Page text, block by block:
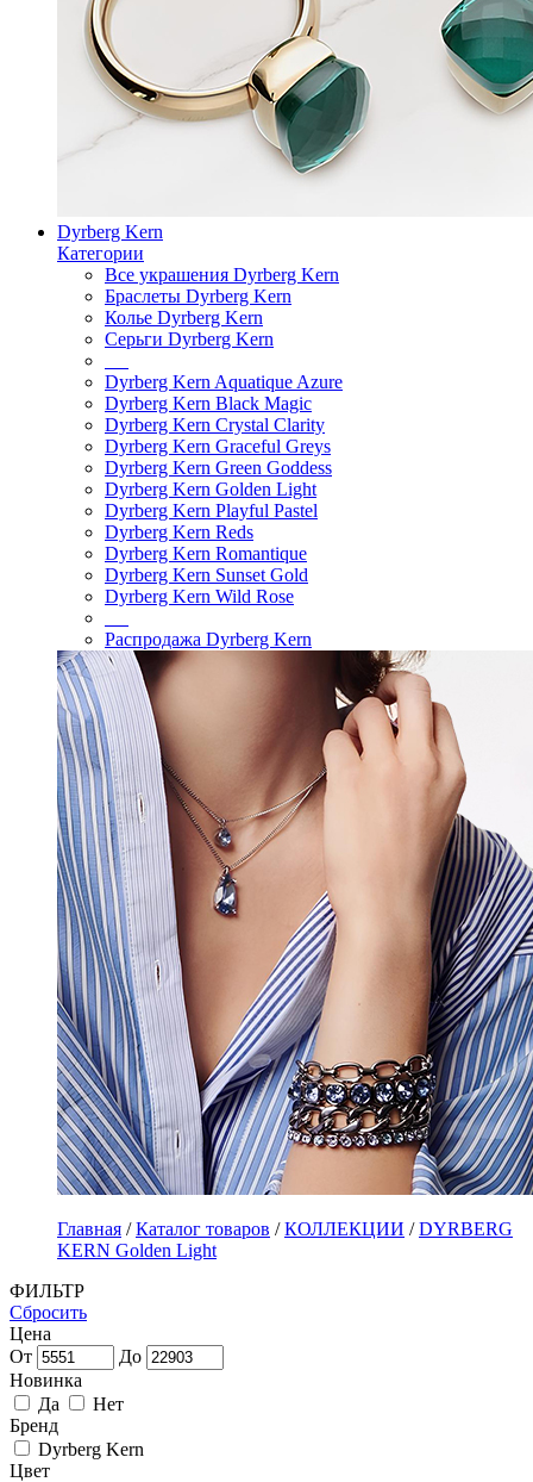
Dyrberg Kern
Категории
Все украшения Dyrberg Kern
Браслеты Dyrberg Kern
Колье Dyrberg Kern
Серьги Dyrberg Kern
Dyrberg Kern Aquatique Azure
Dyrberg Kern Black Magic
Dyrberg Kern Crystal Clarity
Dyrberg Kern Graceful Greys
Dyrberg Kern Green Goddess
Dyrberg Kern Golden Light
Dyrberg Kern Playful Pastel
Dyrberg Kern Reds
Dyrberg Kern Romantique
Dyrberg Kern Sunset Gold
Dyrberg Kern Wild Rose
Распродажа Dyrberg Kern
Главная /Каталог товаров /КОЛЛЕКЦИИ /DYRBERG
KERN Golden Light
ФИЛЬТР
Сбросить
Цена
От
До
Новинка
Да
Нет
Бренд
Dyrberg Kern
Цвет